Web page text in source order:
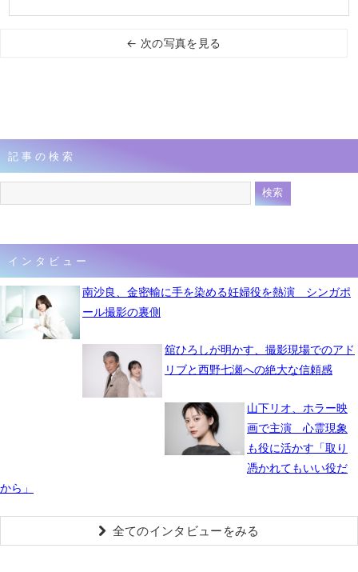
← 次の写真を見る
記事の検索
インタビュー
南沙良、金密輸に手を染める妊婦役を熱演 シンガポ
ール撮影の裏側
舘ひろしが明かす、撮影現場でのアド
リブと西野七瀬への絶大な信頼感
山下リオ、ホラー映
画で主演 心霊現象
も役に活かす「取り
憑かれてもいい役だ
から」
全てのインタビューをみる